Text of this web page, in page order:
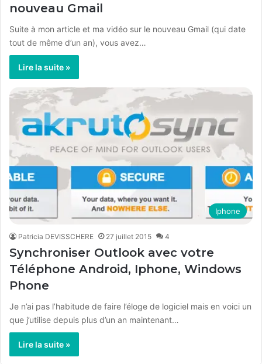
nouveau Gmail
Suite à mon article et ma vidéo sur le nouveau Gmail (qui date
tout de même d’un an), vous avez…
Lire la suite »
Iphone
Patricia DEVISSCHERE 27 juillet 2015 4
Synchroniser Outlook avec votre
Téléphone Android, Iphone, Windows
Phone
Je n’ai pas l’habitude de faire l’éloge de logiciel mais en voici un
que j’utilise depuis plus d’un an maintenant…
Lire la suite »